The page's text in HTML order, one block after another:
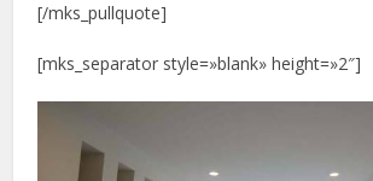
[/mks_pullquote]
[mks_separator style=»blank» height=»2″]